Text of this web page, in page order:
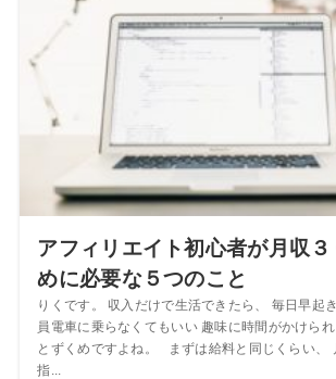
アフィリエイト初心者が月収
めに必要な５つのこと
りくです。 収入だけで生活できたら、 毎日早起
員電車に乗らなくてもいい 趣味に時間がかけら
とずくめですよね。 まずは給料と同じくらい、
指...